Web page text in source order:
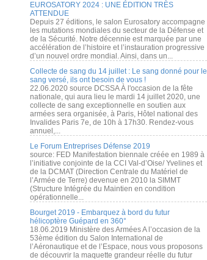
EUROSATORY 2024 : UNE ÉDITION TRÈS
ATTENDUE
Depuis 27 éditions, le salon Eurosatory accompagne
les mutations mondiales du secteur de la Défense et
de la Sécurité. Notre décennie est marquée par une
accélération de l’histoire et l’instauration progressive
d’un nouvel ordre mondial. Ainsi, dans un...
Collecte de sang du 14 juillet : Le sang donné pour le
sang versé, ils ont besoin de vous !
22.06.2020 source DCSSA À l'occasion de la fête
nationale, qui aura lieu le mardi 14 juillet 2020, une
collecte de sang exceptionnelle en soutien aux
armées sera organisée, à Paris, Hôtel national des
Invalides Paris 7e, de 10h à 17h30. Rendez-vous
annuel,...
Le Forum Entreprises Défense 2019
source: FED Manifestation biennale créée en 1989 à
l’initiative conjointe de la CCI Val-d’Oise/ Yvelines et
de la DCMAT (Direction Centrale du Matériel de
l’Armée de Terre) devenue en 2010 la SIMMT
(Structure Intégrée du Maintien en condition
opérationnelle...
Bourget 2019 - Embarquez à bord du futur
hélicoptère Guépard en 360°
18.06.2019 Ministère des Armées A l’occasion de la
53ème édition du Salon International de
l’Aéronautique et de l’Espace, nous vous proposons
de découvrir la maquette grandeur réelle du futur